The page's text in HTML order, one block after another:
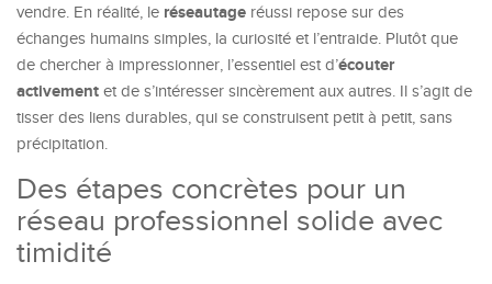
vendre. En réalité, le réseautage réussi repose sur des
échanges humains simples, la curiosité et l’entraide. Plutôt que
de chercher à impressionner, l’essentiel est d’écouter
activement et de s’intéresser sincèrement aux autres. Il s’agit de
tisser des liens durables, qui se construisent petit à petit, sans
précipitation.
Des étapes concrètes pour un
réseau professionnel solide avec
timidité